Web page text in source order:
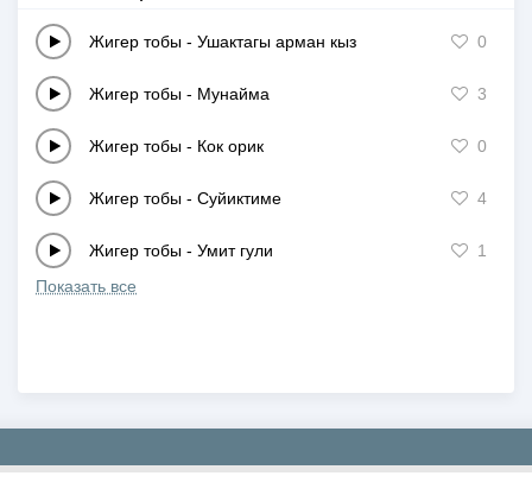
Жигер тобы - Ушактагы арман кыз 0
Жигер тобы - Мунайма 3
Жигер тобы - Кок орик 0
Жигер тобы - Суйиктиме 4
Жигер тобы - Умит гули
1
Показать все
Copyright © 2019-2026 NEWMP3.KZ. Все права защищены.